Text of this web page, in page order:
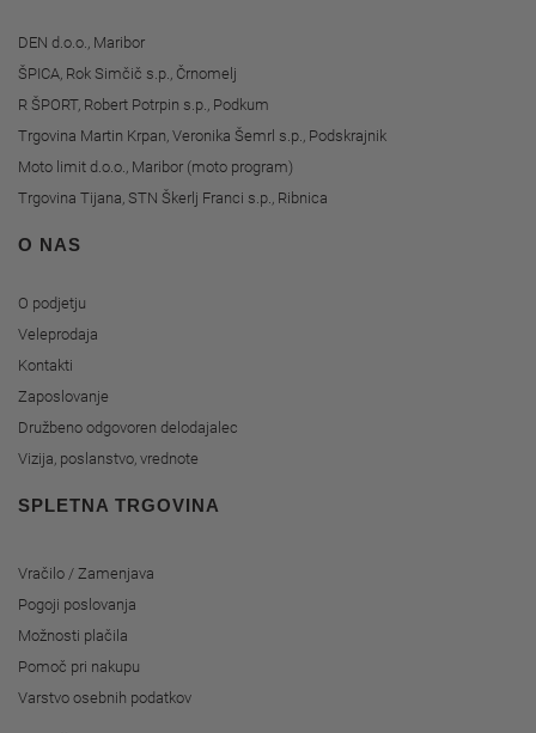
DEN d.o.o., Maribor
ŠPICA, Rok Simčič s.p., Črnomelj
R ŠPORT, Robert Potrpin s.p., Podkum
Trgovina Martin Krpan, Veronika Šemrl s.p., Podskrajnik
Moto limit d.o.o., Maribor (moto program)
Trgovina Tijana, STN Škerlj Franci s.p., Ribnica
O NAS
O podjetju
Veleprodaja
Kontakti
Zaposlovanje
Družbeno odgovoren delodajalec
Vizija, poslanstvo, vrednote
SPLETNA TRGOVINA
Vračilo / Zamenjava
Pogoji poslovanja
Možnosti plačila
Pomoč pri nakupu
Varstvo osebnih podatkov